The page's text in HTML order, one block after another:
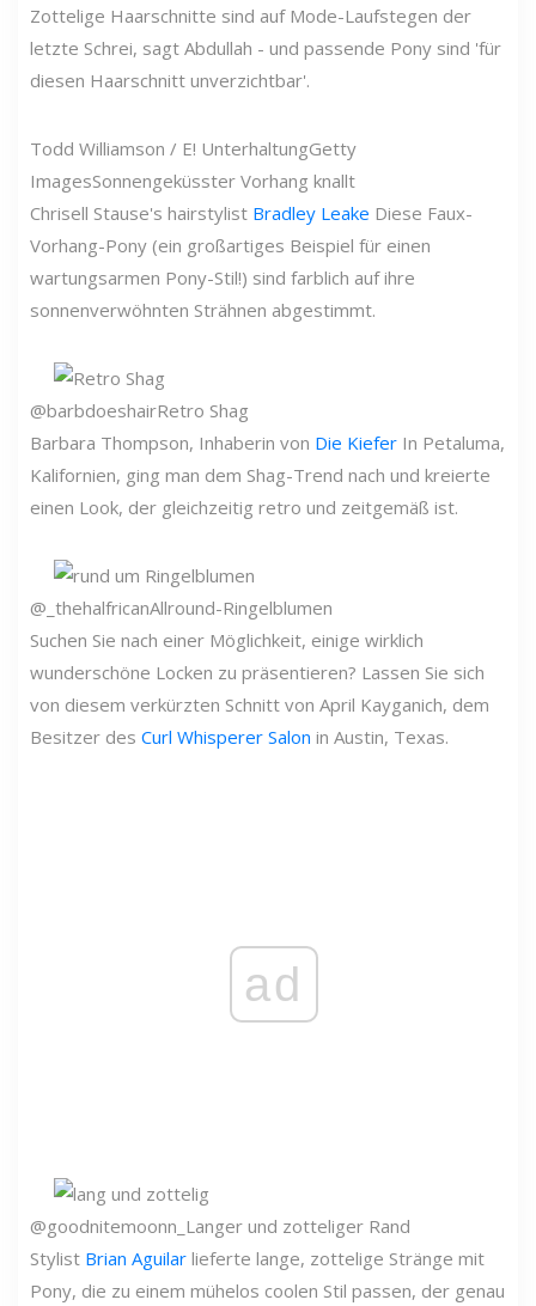
Zottelige Haarschnitte sind auf Mode-Laufstegen der
letzte Schrei, sagt Abdullah - und passende Pony sind 'für
diesen Haarschnitt unverzichtbar'.
Todd Williamson / E! UnterhaltungGetty
ImagesSonnengeküsster Vorhang knallt
Chrisell Stause's hairstylist Bradley Leake Diese Faux-
Vorhang-Pony (ein großartiges Beispiel für einen
wartungsarmen Pony-Stil!) sind farblich auf ihre
sonnenverwöhnten Strähnen abgestimmt.
@barbdoeshairRetro Shag
Barbara Thompson, Inhaberin von Die Kiefer In Petaluma,
Kalifornien, ging man dem Shag-Trend nach und kreierte
einen Look, der gleichzeitig retro und zeitgemäß ist.
@_thehalfricanAllround-Ringelblumen
Suchen Sie nach einer Möglichkeit, einige wirklich
wunderschöne Locken zu präsentieren? Lassen Sie sich
von diesem verkürzten Schnitt von April Kayganich, dem
Besitzer des Curl Whisperer Salon in Austin, Texas.
ad
@goodnitemoonn_ Langer und zotteliger Rand
Stylist Brian Aguilar lieferte lange, zottelige Stränge mit
Pony, die zu einem mühelos coolen Stil passen, der genau